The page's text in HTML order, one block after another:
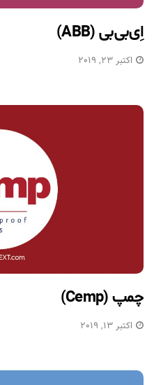
اِی‌بی‌بی (ABB)
اکتبر 23, 2019
چمپ (Cemp)
اکتبر 13, 2019